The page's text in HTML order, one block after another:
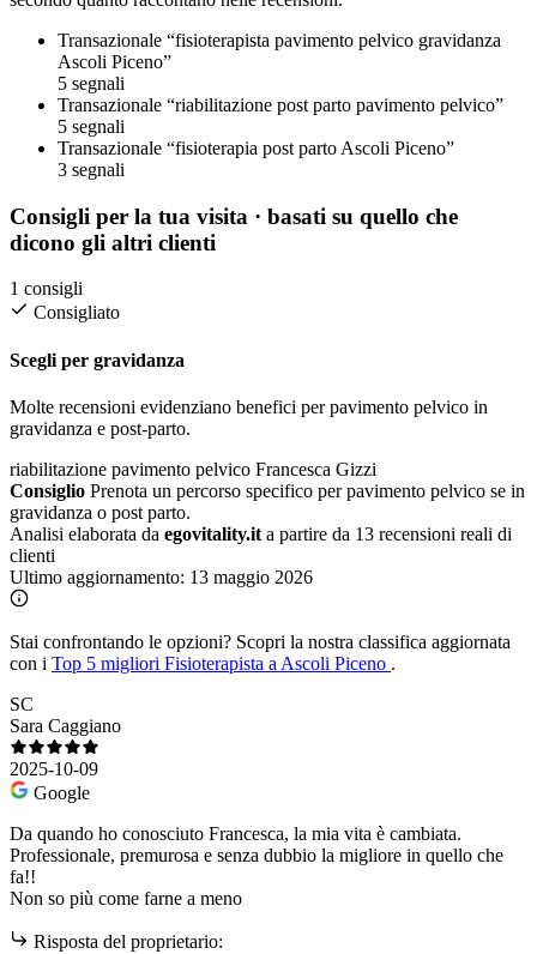
Transazionale “fisioterapista pavimento pelvico gravidanza
Ascoli Piceno”
5 segnali
Transazionale “riabilitazione post parto pavimento pelvico”
5 segnali
Transazionale “fisioterapia post parto Ascoli Piceno”
3 segnali
Consigli per la tua visita · basati su quello che
dicono gli altri clienti
1 consigli
Consigliato
Scegli per gravidanza
Molte recensioni evidenziano benefici per pavimento pelvico in
gravidanza e post-parto.
riabilitazione pavimento pelvico Francesca Gizzi
Consiglio Prenota un percorso specifico per pavimento pelvico se in
gravidanza o post parto.
Analisi elaborata da egovitality.it a partire da 13 recensioni reali di
clienti
Ultimo aggiornamento: 13 maggio 2026
Stai confrontando le opzioni? Scopri la nostra classifica aggiornata
con i Top 5 migliori Fisioterapista a Ascoli Piceno .
SC
Sara Caggiano
2025-10-09
Google
Da quando ho conosciuto Francesca, la mia vita è cambiata.
Professionale, premurosa e senza dubbio la migliore in quello che
fa!!
Non so più come farne a meno
Risposta del proprietario: